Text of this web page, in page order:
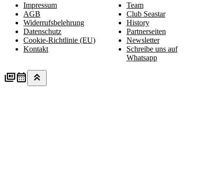
Impressum
AGB
Widerrufsbelehrung
Datenschutz
Cookie-Richtlinie (EU)
Kontakt
Team
Club Seastar
History
Partnerseiten
Newsletter
Schreibe uns auf
Whatsapp